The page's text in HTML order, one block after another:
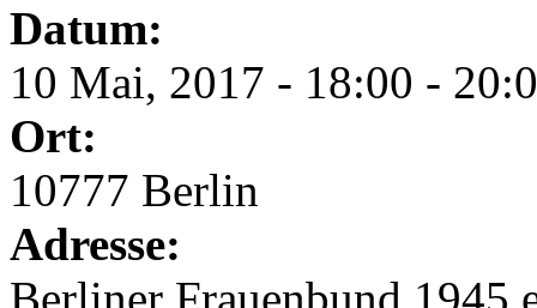
Datum:
10 Mai, 2017 - 18:00 -
Ort:
10777 Berlin
Adresse:
Berliner Frauenbund 1945